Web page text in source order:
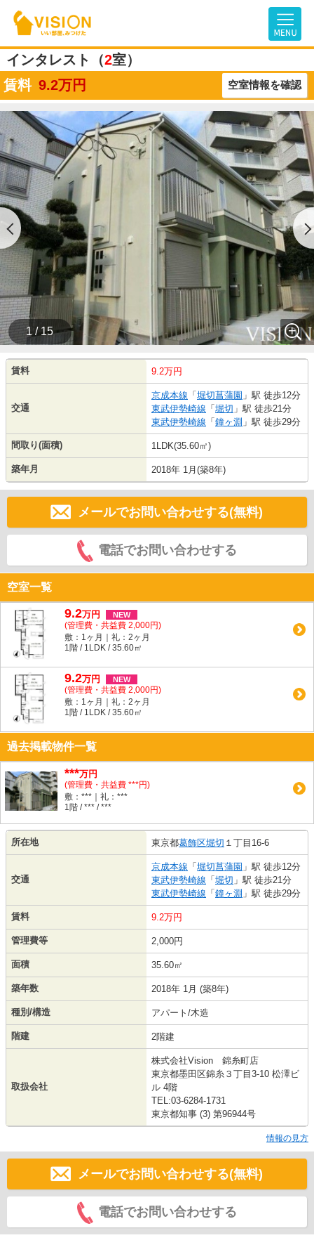
インタレスト（2室）
賃料 9.2万円 空室情報を確認
1 / 15
賃料 9.2万円
交通
京成本線 「 堀切菖蒲園 」駅 徒歩12分
東武伊勢崎線 「 堀切 」駅 徒歩21分
東武伊勢崎線 「 鐘ヶ淵 」駅 徒歩29分
間取り(面積) 1LDK(35.60㎡)
築年月 2018年 1月(築8年)
メールでお問い合わせする(無料)
電話でお問い合わせする
空室一覧
9.2万円 NEW
(管理費・共益費 2,000円)
敷：1ヶ月｜礼：2ヶ月
1階 / 1LDK / 35.60㎡
9.2万円 NEW
(管理費・共益費 2,000円)
敷：1ヶ月｜礼：2ヶ月
1階 / 1LDK / 35.60㎡
過去掲載物件一覧
***万円
(管理費・共益費 ***円)
敷：***｜礼：***
1階 / *** / ***
所在地 東京都葛飾区堀切 １丁目16-6
交通
京成本線 「 堀切菖蒲園 」駅 徒歩12分
東武伊勢崎線 「 堀切 」駅 徒歩21分
東武伊勢崎線 「 鐘ヶ淵 」駅 徒歩29分
賃料 9.2万円
管理費等 2,000円
面積 35.60㎡
築年数 2018年 1月 (築8年)
種別/構造 アパート/木造
階建 2階建
取扱会社
株式会社Vision 錦糸町店
東京都墨田区錦糸３丁目3-10 松澤ビ
ル 4階
TEL:03-6284-1731
東京都知事 (3) 第96944号
情報の見方
メールでお問い合わせする(無料)
電話でお問い合わせする